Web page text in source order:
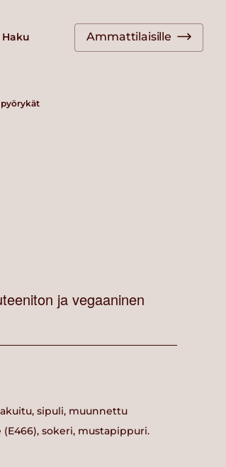
Haku Ammattilaisille
ja vegaaninen
sipuli, muunnettu
sokeri, mustapippuri.